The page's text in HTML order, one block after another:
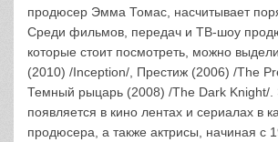
продюсер Эмма Томас, насчитывает
Среди фильмов, передач и ТВ-шоу
которые стоит посмотреть, можно
(2010) /Inception/, Престиж (2006) /The
Темный рыцарь (2008) /The Dark Knight/
появляется в кино лентах и сериалах в
продюсера, а также актрисы, начиная с